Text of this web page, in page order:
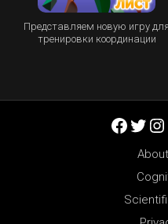
Представляем новую игру для
тренировки координации